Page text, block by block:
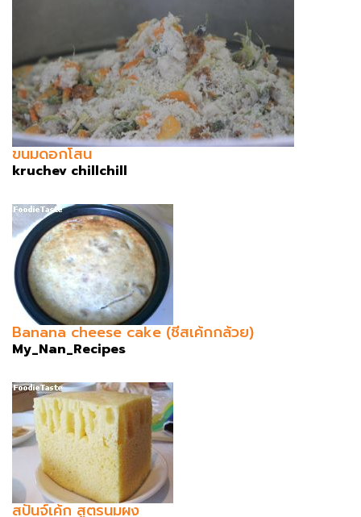
ขนมดอกโสน
kruchev chillchill
Banana cheese cake (ชีสเค้กกล้วย)
My_Nan_Recipes
สปันจ์เค้ก สูตรนมผง